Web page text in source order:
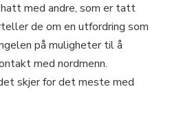
med andre, som er tatt
de om en utfordring som
på muligheter til å
med nordmenn.
skjer for det meste med